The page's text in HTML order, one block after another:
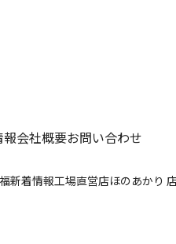
報会社概要お問い合わせ
新着情報工場直営店ほのあかり